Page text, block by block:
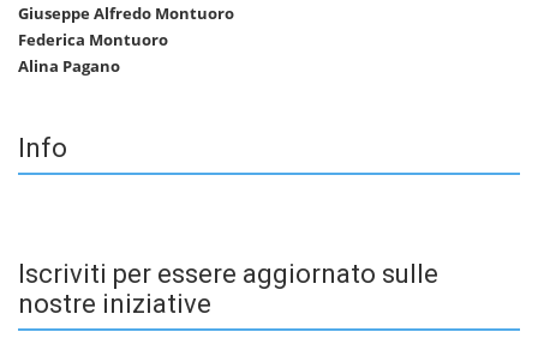
Giuseppe Alfredo Montuoro
Federica Montuoro
Alina Pagano
Info
Iscriviti per essere aggiornato sulle
nostre iniziative